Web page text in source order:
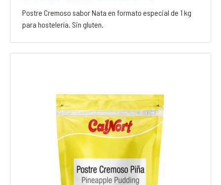
Postre Cremoso sabor Nata en formato especial de 1 kg
para hostelería. Sin gluten.